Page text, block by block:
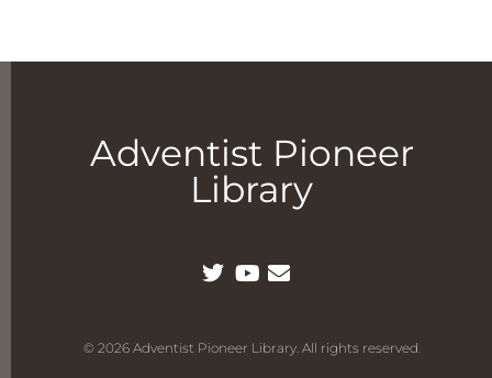
Adventist Pioneer
Library
© 2026 Adventist Pioneer Library. All rights reserved.